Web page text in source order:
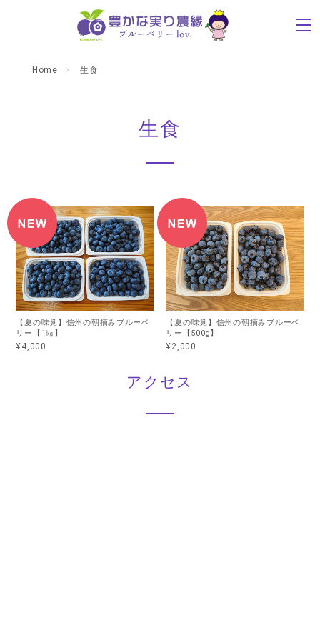
Home 生食
生食
【夏の味覚】信州の朝摘みブルーベ
リー【1㎏】
¥4,000
【夏の味覚】信州の朝摘みブルーベ
リー【500g】
¥2,000
アクセス